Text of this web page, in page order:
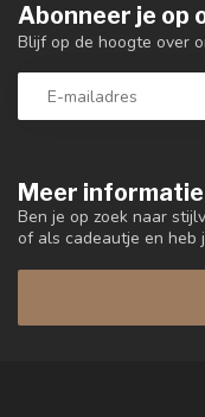
Meer informatie
Ben je op zoek naar
of als cadeautje en heb
Abonneer je op
Blijf op de hoogte over